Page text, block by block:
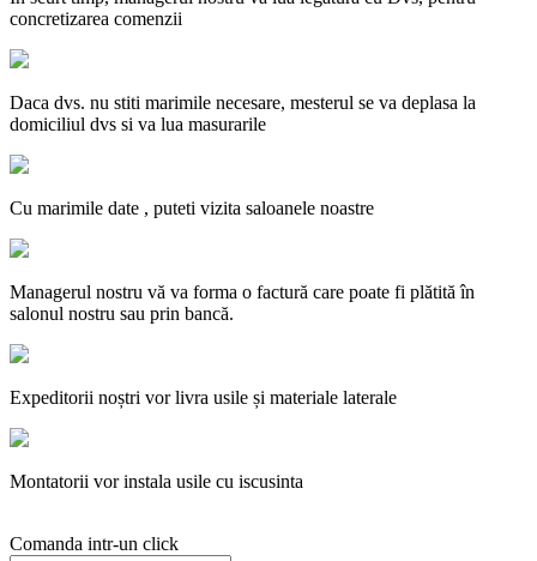
concretizarea comenzii
Daca dvs. nu stiti marimile necesare, mesterul se va deplasa la
domiciliul dvs si va lua masurarile
Cu marimile date , puteti vizita saloanele noastre
Managerul nostru vă va forma o factură care poate fi plătită în
salonul nostru sau prin bancă.
Expeditorii noștri vor livra usile și materiale laterale
Montatorii vor instala usile cu iscusinta
Comanda intr-un click